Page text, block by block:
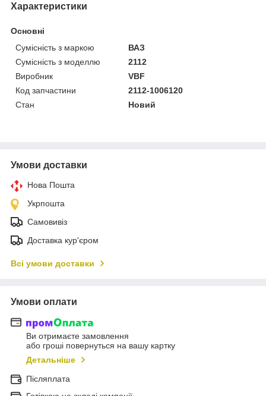
Характеристики
Основні
Сумісність з маркою
ВАЗ
Сумісність з моделлю
2112
Виробник
VBF
Код запчастини
2112-1006120
Стан
Новий
Умови доставки
Нова Пошта
Укрпошта
Самовивіз
Доставка кур'єром
Всі умови доставки
Умови оплати
Ви отримаєте замовлення
або гроші повернуться на вашу картку
Детальніше
Післяплата